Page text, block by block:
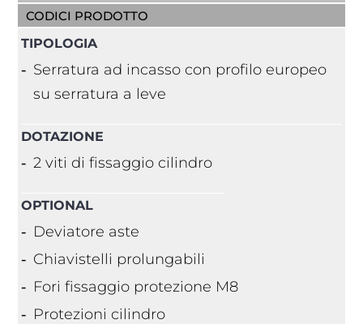
CODICI PRODOTTO
TIPOLOGIA
Serratura ad incasso con profilo europeo
su serratura a leve
DOTAZIONE
2 viti di fissaggio cilindro
OPTIONAL
Deviatore aste
Chiavistelli prolungabili
Fori fissaggio protezione M8
Protezioni cilindro